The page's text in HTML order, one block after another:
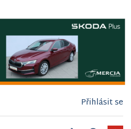
Přihlásit se